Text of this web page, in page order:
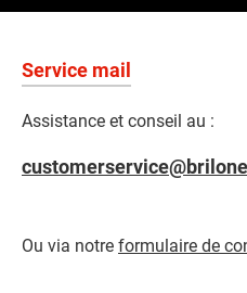
Service mail
Assistance et conseil au :
Ou via notre formulaire de